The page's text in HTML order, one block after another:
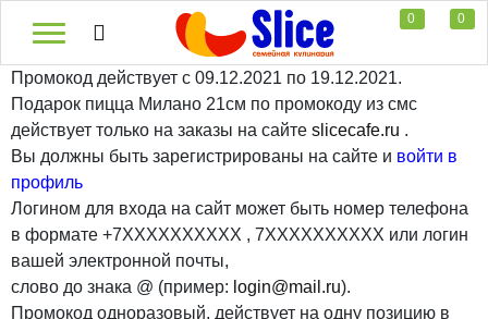
0 0
Промокод действует с 09.12.2021 по 19.12.2021.
Подарок пицца Милано 21см по промокоду из смс
действует только на заказы на сайте slicecafe.ru .
Вы должны быть зарегистрированы на сайте и войти в
профиль
Логином для входа на сайт может быть номер телефона
в формате +7ХХХХХХХХХХ , 7ХХХХХХХХХХ или логин
вашей электронной почты,
слово до знака @ (пример: login@mail.ru).
Промокод одноразовый, действует на одну позицию в